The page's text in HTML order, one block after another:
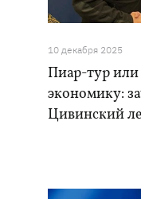
10 декабря 2025
Пиар-тур или
экономику:
Цивинский